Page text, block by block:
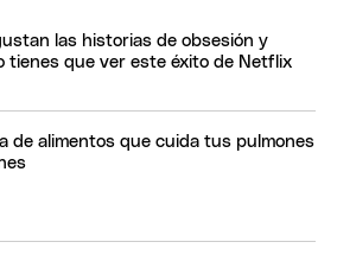
las historias de obsesión y
tienes que ver este éxito de Netflix
de alimentos que cuida tus pulmones